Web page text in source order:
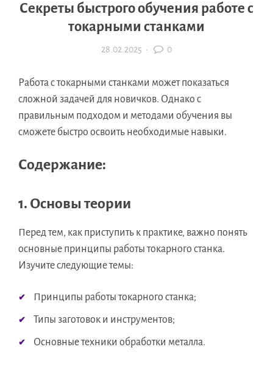
Секреты быстрого обучения работе с
токарными станками
28.02.2025 · 0
Работа с токарными станками может показаться
сложной задачей для новичков. Однако с
правильным подходом и методами обучения вы
сможете быстро освоить необходимые навыки.
Содержание:
1. Основы теории
Перед тем, как приступить к практике, важно понять
основные принципы работы токарного станка.
Изучите следующие темы:
Принципы работы токарного станка;
Типы заготовок и инструментов;
Основные техники обработки металла.